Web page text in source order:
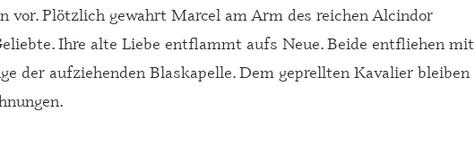
vor. Plötzlich gewahrt Marcel am Arm des reichen Alcindor
Ihre alte Liebe entflammt aufs Neue. Beide entfliehen mit
der aufziehenden Blaskapelle. Dem geprellten Kavalier bleiben